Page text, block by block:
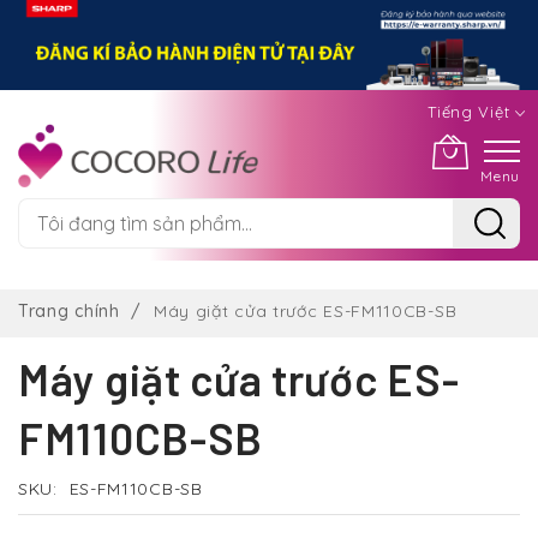
Tiếng Việt
Menu
nộiTrang chính Máy giặt cửa trước ES-FM110CB-SB
Máy giặt cửa trước ES-
FM110CB-SB
SKU ES-FM110CB-SB